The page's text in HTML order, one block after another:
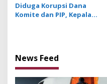
Diduga Korupsi Dana
Komite dan PIP, Kepala
News Feed